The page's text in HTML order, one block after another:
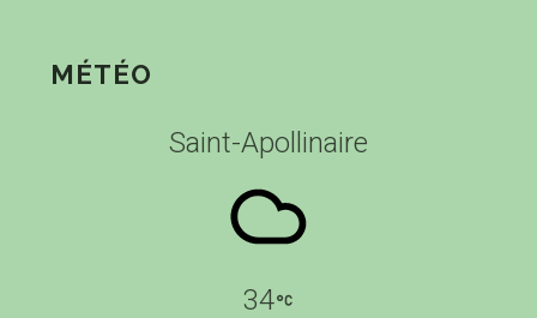
MÉTÉO
Saint-Apollinaire
34